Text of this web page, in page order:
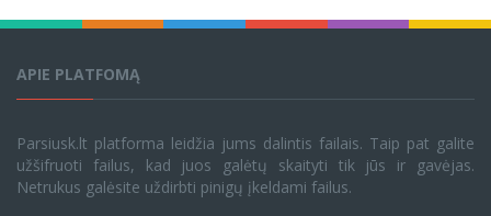
APIE PLATFOMĄ
Parsiusk.lt platforma leidžia jums dalintis failais. Taip pat galite
užšifruoti failus, kad juos galėtų skaityti tik jūs ir gavėjas.
Netrukus galėsite uždirbti pinigų įkeldami failus.